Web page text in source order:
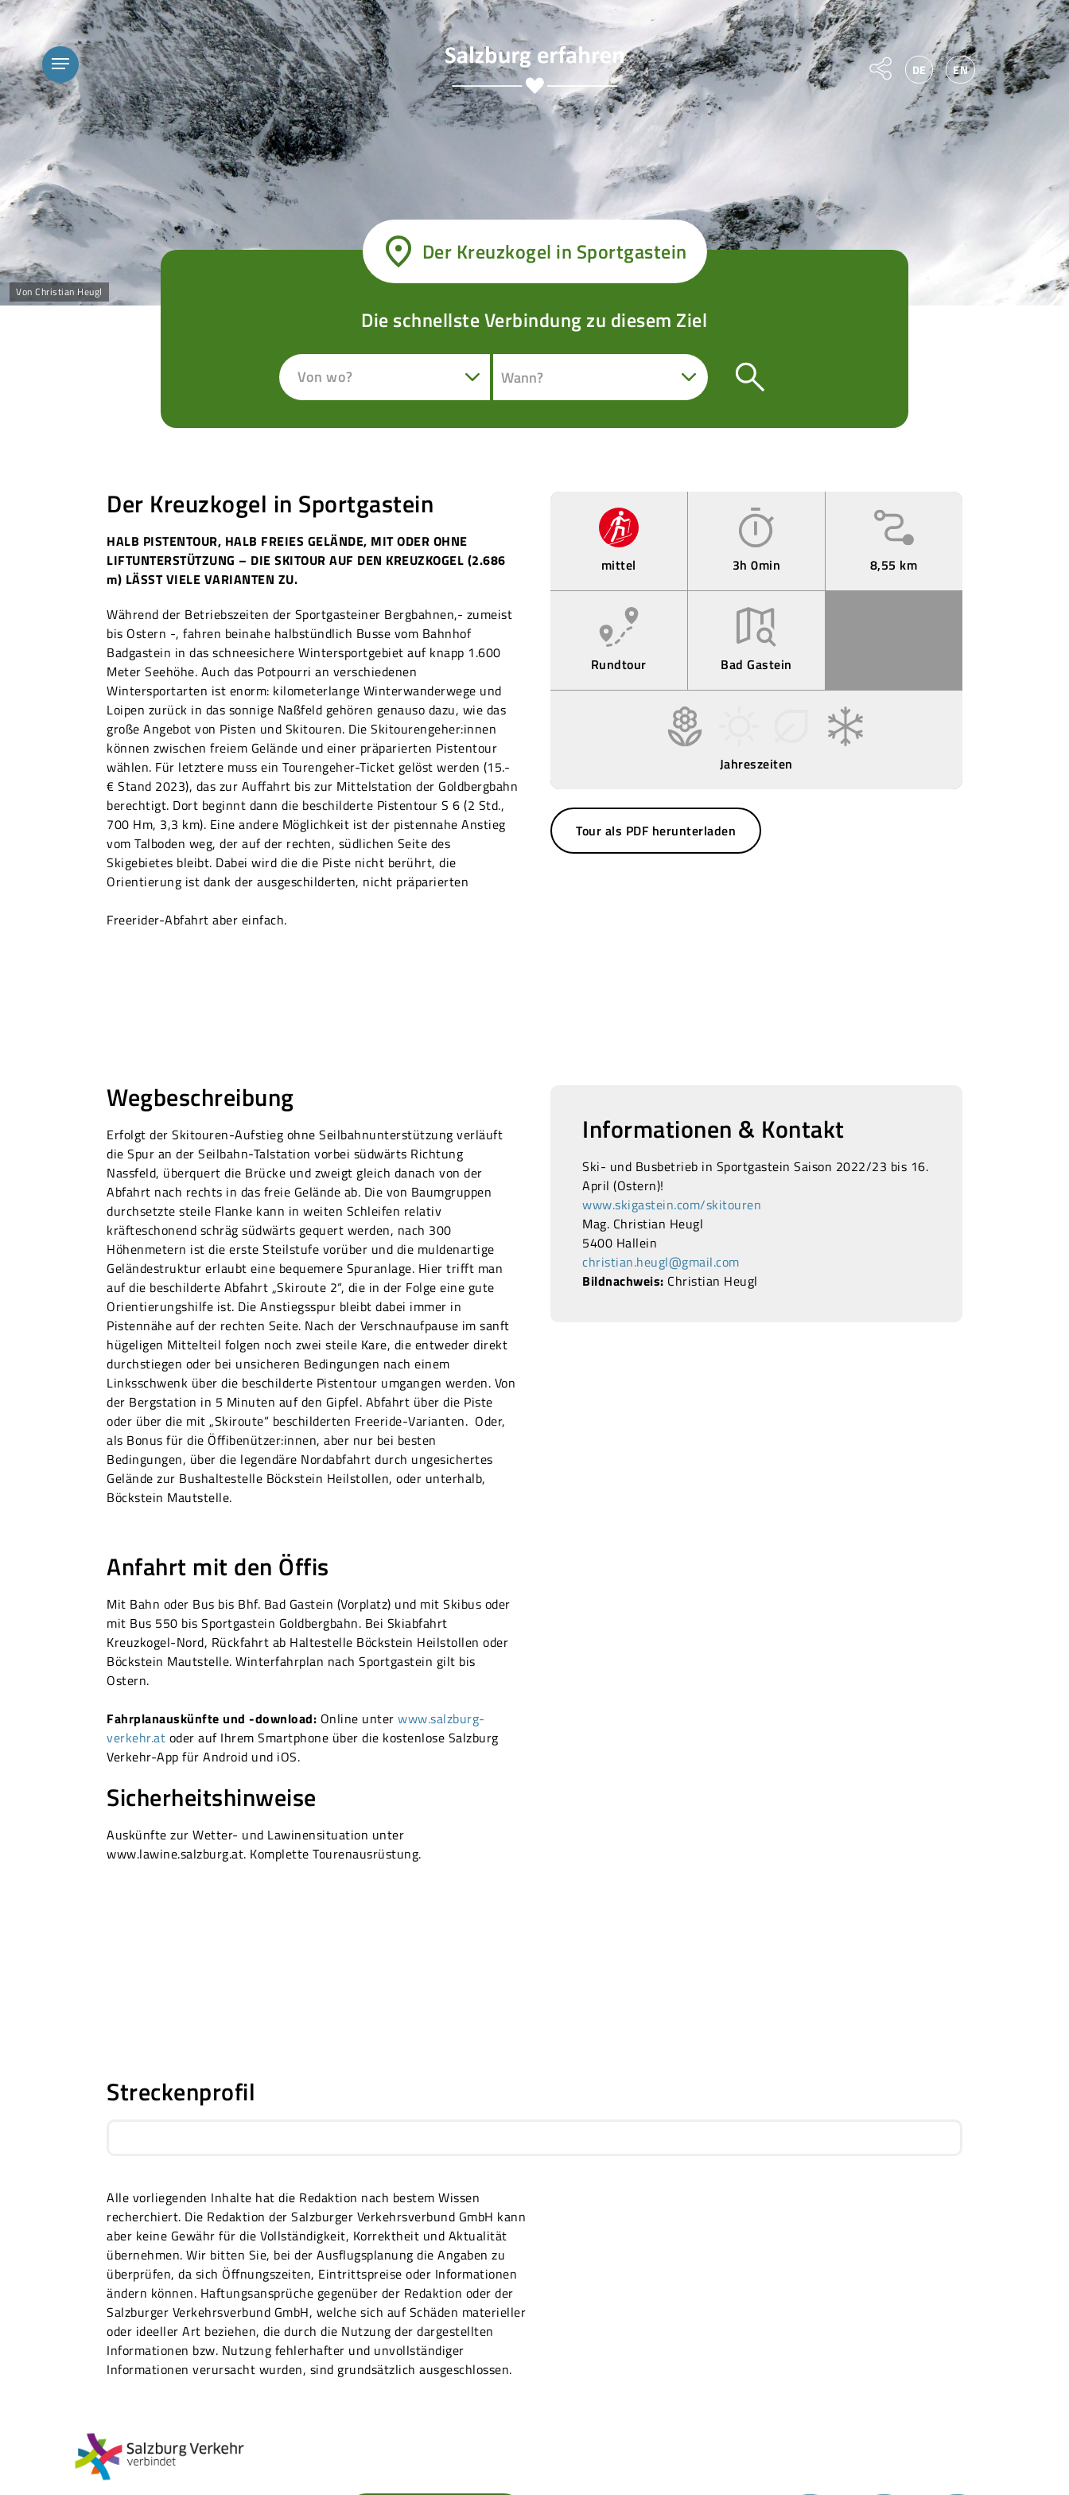
Skip
main
content Menu DE EN
Von Christian Heugl
Der Kreuzkogel in Sportgastein
Die schnellste Verbindung zu diesem Ziel
Von wo?
Der Kreuzkogel in Sportgastein
HALB PISTENTOUR, HALB FREIES GELÄNDE, MIT ODER OHNE
LIFTUNTERSTÜTZUNG – DIE SKITOUR AUF DEN KREUZKOGEL (2.686
m) LÄSST VIELE VARIANTEN ZU.
Während der Betriebszeiten der Sportgasteiner Bergbahnen,- zumeist
bis Ostern -, fahren beinahe halbstündlich Busse vom Bahnhof
Badgastein in das schneesichere Wintersportgebiet auf knapp 1.600
Meter Seehöhe. Auch das Potpourri an verschiedenen
Wintersportarten ist enorm: kilometerlange Winterwanderwege und
Loipen zurück in das sonnige Naßfeld gehören genauso dazu, wie das
große Angebot von Pisten und Skitouren. Die Skitourengeher:innen
können zwischen freiem Gelände und einer präparierten Pistentour
wählen. Für letztere muss ein Tourengeher-Ticket gelöst werden (15.-
€ Stand 2023), das zur Auffahrt bis zur Mittelstation der Goldbergbahn
berechtigt. Dort beginnt dann die beschilderte Pistentour S 6 (2 Std.,
700 Hm, 3,3 km). Eine andere Möglichkeit ist der pistennahe Anstieg
vom Talboden weg, der auf der rechten, südlichen Seite des
Skigebietes bleibt. Dabei wird die die Piste nicht berührt, die
Orientierung ist dank der ausgeschilderten, nicht präparierten
Freerider-Abfahrt aber einfach.
mittel 3h 0min 8,55 km
Rundtour Bad Gastein
Jahreszeiten
Tour als PDF herunterladen
Wegbeschreibung
Erfolgt der Skitouren-Aufstieg ohne Seilbahnunterstützung verläuft
die Spur an der Seilbahn-Talstation vorbei südwärts Richtung
Nassfeld, überquert die Brücke und zweigt gleich danach von der
Abfahrt nach rechts in das freie Gelände ab. Die von Baumgruppen
durchsetzte steile Flanke kann in weiten Schleifen relativ
kräfteschonend schräg südwärts gequert werden, nach 300
Höhenmetern ist die erste Steilstufe vorüber und die muldenartige
Geländestruktur erlaubt eine bequemere Spuranlage. Hier trifft man
auf die beschilderte Abfahrt „Skiroute 2“, die in der Folge eine gute
Orientierungshilfe ist. Die Anstiegsspur bleibt dabei immer in
Pistennähe auf der rechten Seite. Nach der Verschnaufpause im sanft
hügeligen Mittelteil folgen noch zwei steile Kare, die entweder direkt
durchstiegen oder bei unsicheren Bedingungen nach einem
Linksschwenk über die beschilderte Pistentour umgangen werden. Von
der Bergstation in 5 Minuten auf den Gipfel. Abfahrt über die Piste
oder über die mit „Skiroute“ beschilderten Freeride-Varianten. Oder,
als Bonus für die Öffibenützer:innen, aber nur bei besten
Bedingungen, über die legendäre Nordabfahrt durch ungesichertes
Gelände zur Bushaltestelle Böckstein Heilstollen, oder unterhalb,
Böckstein Mautstelle.
Informationen & Kontakt
Ski- und Busbetrieb in Sportgastein Saison 2022/23 bis 16.
April (Ostern)!
www.skigastein.com/skitouren
Mag. Christian Heugl
5400 Hallein
christian.heugl@gmail.com
Bildnachweis: Christian Heugl
Anfahrt mit den Öffis
Mit Bahn oder Bus bis Bhf. Bad Gastein (Vorplatz) und mit Skibus oder
mit Bus 550 bis Sportgastein Goldbergbahn. Bei Skiabfahrt
Kreuzkogel-Nord, Rückfahrt ab Haltestelle Böckstein Heilstollen oder
Böckstein Mautstelle. Winterfahrplan nach Sportgastein gilt bis
Ostern.
Fahrplanauskünfte und -download: Online unterwww.salzburg-
verkehr.at oder auf Ihrem Smartphone über die kostenlose Salzburg
Verkehr-App für Android und iOS.
Sicherheitshinweise
Auskünfte zur Wetter- und Lawinensituation unter
www.lawine.salzburg.at. Komplette Tourenausrüstung.
Streckenprofil
Alle vorliegenden Inhalte hat die Redaktion nach bestem Wissen
recherchiert. Die Redaktion der Salzburger Verkehrsverbund GmbH kann
aber keine Gewähr für die Vollständigkeit, Korrektheit und Aktualität
übernehmen. Wir bitten Sie, bei der Ausflugsplanung die Angaben zu
überprüfen, da sich Öffnungszeiten, Eintrittspreise oder Informationen
ändern können. Haftungsansprüche gegenüber der Redaktion oder der
Salzburger Verkehrsverbund GmbH, welche sich auf Schäden materieller
oder ideeller Art beziehen, die durch die Nutzung der dargestellten
Informationen bzw. Nutzung fehlerhafter und unvollständiger
Informationen verursacht wurden, sind grundsätzlich ausgeschlossen.